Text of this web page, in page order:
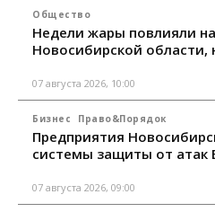
Общество
Недели жары повлияли
Новосибирской
07 августа 2026, 10:00
Бизнес Право&Порядок
Предприятия
системы защиты от атак
07 августа 2026, 09:00